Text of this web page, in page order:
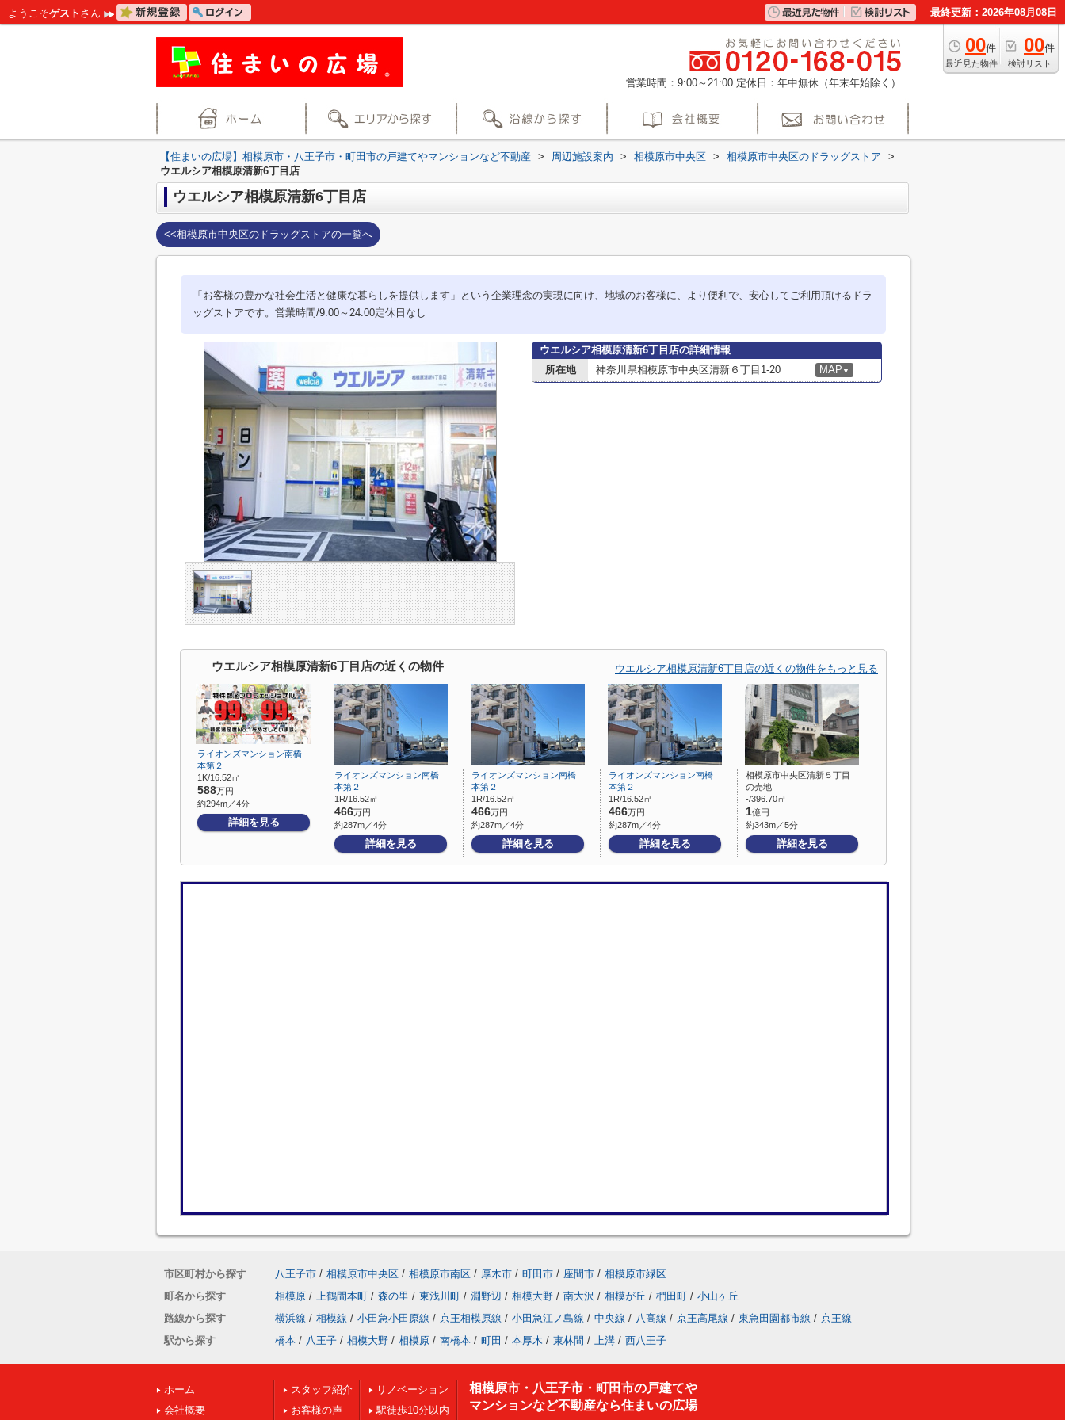
ようこそゲスト さん 最終更新：2026年08月08日
00件
最近見た物件
00件
検討リスト
営業時間：9:00～21:00 定休日：年中無休（年末年始除く）
【住まいの広場】相模原市・八王子市・町田市の戸建てやマンションなど不動産 > 周辺施設案内 > 相模原市中央区 > 相模原市中央区のドラッグストア
>
ウエルシア相模原清新6丁目店
ウエルシア相模原清新6丁目店
<<相模原市中央区のドラッグストアの一覧へ
「お客様の豊かな社会生活と健康な暮らしを提供します」という企業理念の実現に向け、地域のお客様に、より便利で、安心してご利用頂けるドラ
ッグストアです。営業時間/9:00～24:00定休日なし
ウエルシア相模原清新6丁目店の詳細情報
所在地
神奈川県相模原市中央区清新６丁目1-20 MAP ▼
ウエルシア相模原清新6丁目店の近くの物件 ウエルシア相模原清新6丁目店の近くの物件をもっと見る
ライオンズマンション南橋
本第２
1K/16.52㎡
588万円
約294m／4分
詳細を見る
ライオンズマンション南橋
本第２
1R/16.52㎡
466万円
約287m／4分
詳細を見る
ライオンズマンション南橋
本第２
1R/16.52㎡
466万円
約287m／4分
詳細を見る
ライオンズマンション南橋
本第２
1R/16.52㎡
466万円
約287m／4分
詳細を見る
相模原市中央区清新５丁目
の売地
-/396.70㎡
1億円
約343m／5分
詳細を見る
市区町村から探す 八王子市 / 相模原市中央区 / 相模原市南区 / 厚木市 / 町田市 / 座間市 / 相模原市緑区
町名から探す
相模原 / 上鶴間本町 / 森の里 / 東浅川町 / 淵野辺 / 相模大野 / 南大沢 / 相模が丘 / 椚田町 / 小山ヶ丘
路線から探す
横浜線 / 相模線 / 小田急小田原線 / 京王相模原線 / 小田急江ノ島線 / 中央線 / 八高線 / 京王高尾線 / 東急田園都市線 / 京王線
駅から探す
橋本 / 八王子 / 相模大野 / 相模原 / 南橋本 / 町田 / 本厚木 / 東林間 / 上溝 / 西八王子
ホーム
会社概要
スタッフ紹介
お客様の声
リノベーション
駅徒歩10分以内
相模原市・八王子市・町田市の戸建てや
マンションなど不動産なら住まいの広場